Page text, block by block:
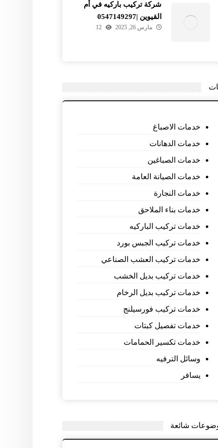
شركة تركيب باركيه في أم
القيوين |0547149297
مارس 26, 2025 12
خدمات الاصباغ
خدمات الدهانات
خدمات الصباغين
خدمات الصيانة العامة
خدمات النجارة
خدمات بناء الملاحق
خدمات تركيب الباركيه
خدمات تركيب الجبس بورد
خدمات تركيب العشب الصناعي
خدمات تركيب بديل الخشب
خدمات تركيب بديل الرخام
خدمات تركيب فورسيلنج
خدمات تفصيل كبتات
خدمات تكسير الحمامات
وسائل الترفيه
يسافر
شائعة